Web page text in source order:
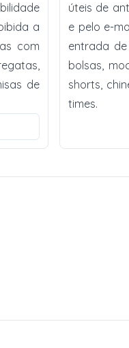
a
com
de
úteis de
e pelo e-
entrada
bolsas,
shorts,
times.